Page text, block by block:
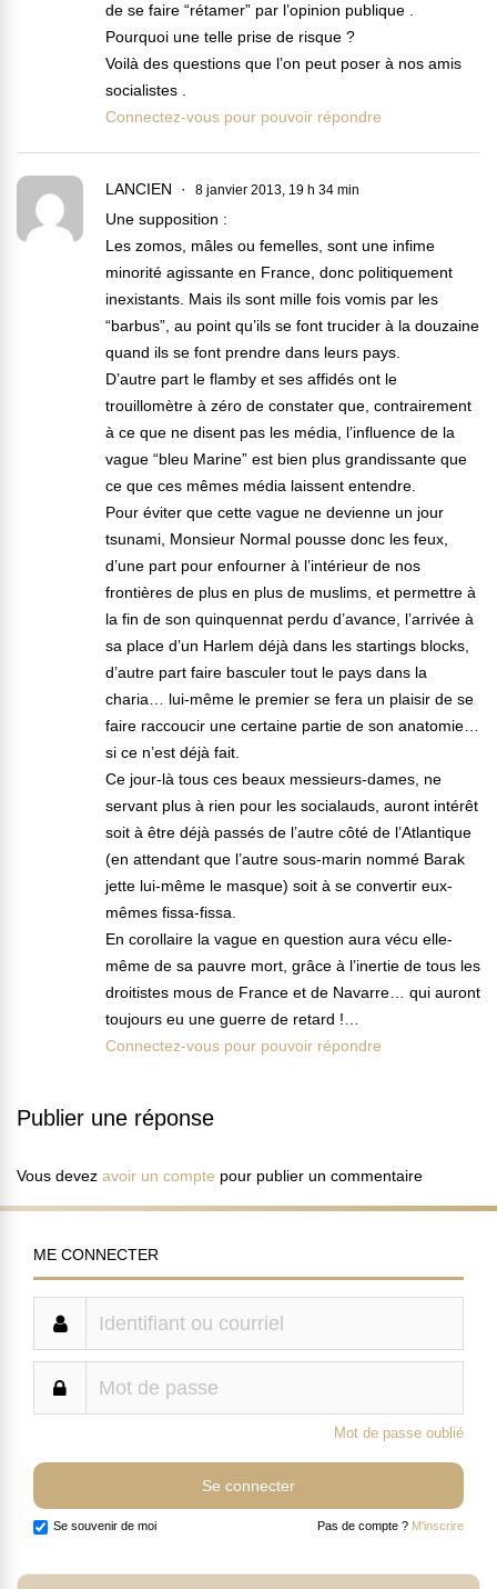
de se faire “rétamer” par l’opinion publique .
Pourquoi une telle prise de risque ?
Voilà des questions que l’on peut poser à nos amis
socialistes .
Connectez-vous pour pouvoir répondre
LANCIEN 8 janvier 2013, 19 h 34 min
Une supposition :
Les zomos, mâles ou femelles, sont une infime
minorité agissante en France, donc politiquement
inexistants. Mais ils sont mille fois vomis par les
“barbus”, au point qu’ils se font trucider à la douzaine
quand ils se font prendre dans leurs pays.
D’autre part le flamby et ses affidés ont le
trouillomètre à zéro de constater que, contrairement
à ce que ne disent pas les média, l’influence de la
vague “bleu Marine” est bien plus grandissante que
ce que ces mêmes média laissent entendre.
Pour éviter que cette vague ne devienne un jour
tsunami, Monsieur Normal pousse donc les feux,
d’une part pour enfourner à l’intérieur de nos
frontières de plus en plus de muslims, et permettre à
la fin de son quinquennat perdu d’avance, l’arrivée à
sa place d’un Harlem déjà dans les startings blocks,
d’autre part faire basculer tout le pays dans la
charia… lui-même le premier se fera un plaisir de se
faire raccoucir une certaine partie de son anatomie…
si ce n’est déjà fait.
Ce jour-là tous ces beaux messieurs-dames, ne
servant plus à rien pour les socialauds, auront intérêt
soit à être déjà passés de l’autre côté de l’Atlantique
(en attendant que l’autre sous-marin nommé Barak
jette lui-même le masque) soit à se convertir eux-
mêmes fissa-fissa.
En corollaire la vague en question aura vécu elle-
même de sa pauvre mort, grâce à l’inertie de tous les
droitistes mous de France et de Navarre… qui auront
toujours eu une guerre de retard !…
Connectez-vous pour pouvoir répondre
Publier une réponse
Vous devez avoir un compte pour publier un commentaire
ME CONNECTER
Mot de passe oublié
Se souvenir de moi Pas de compte ? M'inscrire